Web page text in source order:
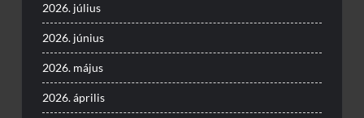
2026. július
2026. június
2026. május
2026. április